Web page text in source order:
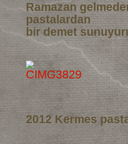
Ramazan
pastalardan
bir demet
2012 Kermes